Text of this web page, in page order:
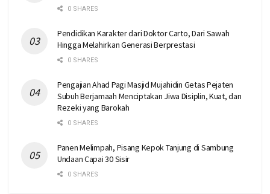
0 SHARES
Pendidikan Karakter dari Doktor Carto, Dari Sawah
Hingga Melahirkan Generasi Berprestasi
0 SHARES
Pengajian Ahad Pagi Masjid Mujahidin Getas Pejaten
Subuh Berjamaah Menciptakan Jiwa Disiplin, Kuat, dan
Rezeki yang Barokah
0 SHARES
Panen Melimpah, Pisang Kepok Tanjung di Sambung
Undaan Capai 30 Sisir
0 SHARES